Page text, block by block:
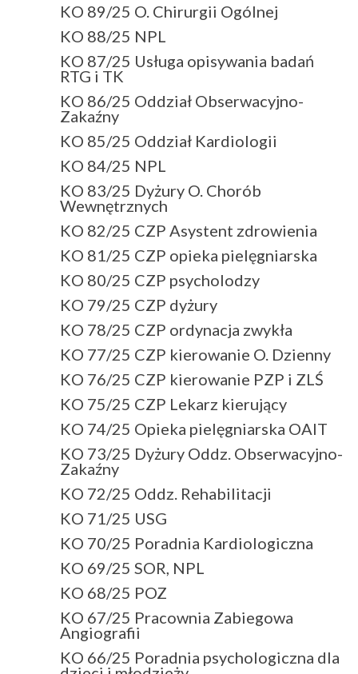
KO 89/25 O. Chirurgii Ogólnej
KO 88/25 NPL
KO 87/25 Usługa opisywania badań
RTG i TK
KO 86/25 Oddział Obserwacyjno-
Zakaźny
KO 85/25 Oddział Kardiologii
KO 84/25 NPL
KO 83/25 Dyżury O. Chorób
Wewnętrznych
KO 82/25 CZP Asystent zdrowienia
KO 81/25 CZP opieka pielęgniarska
KO 80/25 CZP psycholodzy
KO 79/25 CZP dyżury
KO 78/25 CZP ordynacja zwykła
KO 77/25 CZP kierowanie O. Dzienny
KO 76/25 CZP kierowanie PZP i ZLŚ
KO 75/25 CZP Lekarz kierujący
KO 74/25 Opieka pielęgniarska OAIT
KO 73/25 Dyżury Oddz. Obserwacyjno-
Zakaźny
KO 72/25 Oddz. Rehabilitacji
KO 71/25 USG
KO 70/25 Poradnia Kardiologiczna
KO 69/25 SOR, NPL
KO 68/25 POZ
KO 67/25 Pracownia Zabiegowa
Angiografii
KO 66/25 Poradnia psychologiczna dla